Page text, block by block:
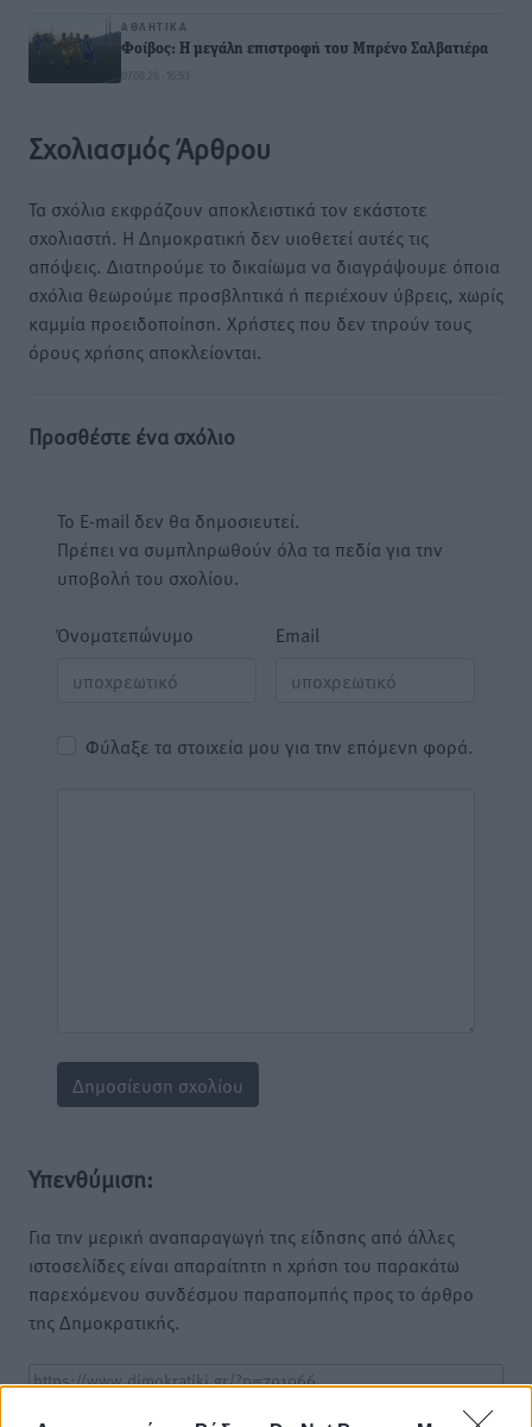
ΑΘΛΗΤΙΚΆ
Φοίβος: Η μεγάλη επιστροφή του Μπρένο Σαλβατιέρα
07.08.26 · 16:53
Σχολιασμός Άρθρου
Τα σχόλια εκφράζουν αποκλειστικά τον εκάστοτε
σχολιαστή. Η Δημοκρατική δεν υιοθετεί αυτές τις
απόψεις. Διατηρούμε το δικαίωμα να διαγράψουμε όποια
σχόλια θεωρούμε προσβλητικά ή περιέχουν ύβρεις, χωρίς
καμμία προειδοποίηση. Χρήστες που δεν τηρούν τους
όρους χρήσης αποκλείονται.
Προσθέστε ένα σχόλιο
Το E-mail δεν θα δημοσιευτεί.
Πρέπει να συμπληρωθούν όλα τα πεδία για την
υποβολή του σχολίου.
Όνοματεπώνυμο Email
Φύλαξε τα στοιχεία μου για την επόμενη φορά.
Υπενθύμιση:
Για την μερική αναπαραγωγή της είδησης από άλλες
ιστοσελίδες είναι απαραίτητη η χρήση του παρακάτω
παρεχόμενου συνδέσμου παραπομπής προς το άρθρο
της Δημοκρατικής.